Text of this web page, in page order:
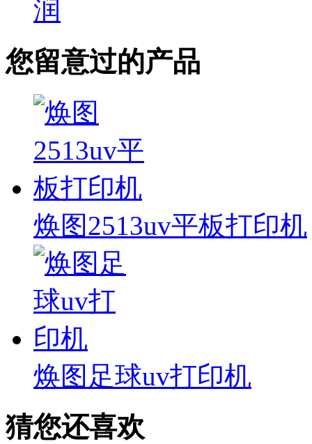
润
您留意过的产品
焕图2513uv平板打印机
焕图足球uv打印机
猜您还喜欢